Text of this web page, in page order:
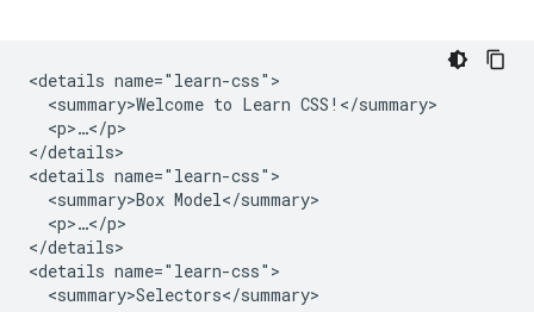
<details name="learn-css">
  <summary>Welcome to Learn CSS!</summary>
  <p>…</p>
</details>
<details name="learn-css">
  <summary>Box Model</summary>
  <p>…</p>
</details>
<details name="learn-css">
  <summary>Selectors</summary>